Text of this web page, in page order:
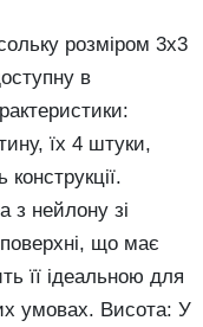
розміром 3х3
в
їх 4 штуки,
конструкції.
з нейлону зі
що має
її ідеальною для
умовах. Висота: У